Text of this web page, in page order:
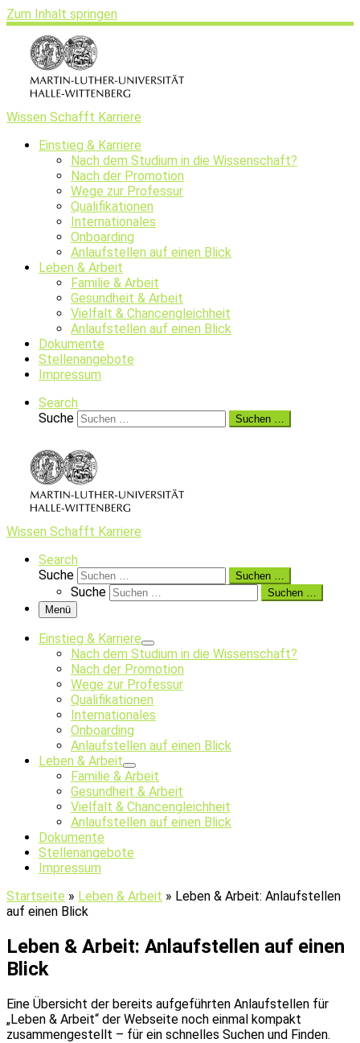
Zum Inhalt springen
Wissen Schafft Karriere
Einstieg & Karriere
Nach dem Studium in die Wissenschaft?
Nach der Promotion
Wege zur Professur
Qualifikationen
Internationales
Onboarding
Anlaufstellen auf einen Blick
Leben & Arbeit
Familie & Arbeit
Gesundheit & Arbeit
Vielfalt & Chancengleichheit
Anlaufstellen auf einen Blick
Dokumente
Stellenangebote
Impressum
Search
Suche
Suchen …
Wissen Schafft Karriere
Search
Suche
Suchen …
Suche
Suchen …
Menü
Einstieg & Karriere
Nach dem Studium in die Wissenschaft?
Nach der Promotion
Wege zur Professur
Qualifikationen
Internationales
Onboarding
Anlaufstellen auf einen Blick
Leben & Arbeit
Familie & Arbeit
Gesundheit & Arbeit
Vielfalt & Chancengleichheit
Anlaufstellen auf einen Blick
Dokumente
Stellenangebote
Impressum
Startseite » Leben & Arbeit » Leben & Arbeit: Anlaufstellen
auf einen Blick
Leben & Arbeit: Anlaufstellen auf einen
Blick
Eine Übersicht der bereits aufgeführten Anlaufstellen für
„Leben & Arbeit“ der Webseite noch einmal kompakt
zusammengestellt – für ein schnelles Suchen und Finden.